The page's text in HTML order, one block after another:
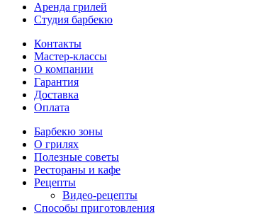
Аренда грилей
Студия барбекю
Контакты
Мастер-классы
О компании
Гарантия
Доставка
Оплата
Барбекю зоны
О грилях
Полезные советы
Рестораны и кафе
Рецепты
Видео-рецепты
Способы приготовления